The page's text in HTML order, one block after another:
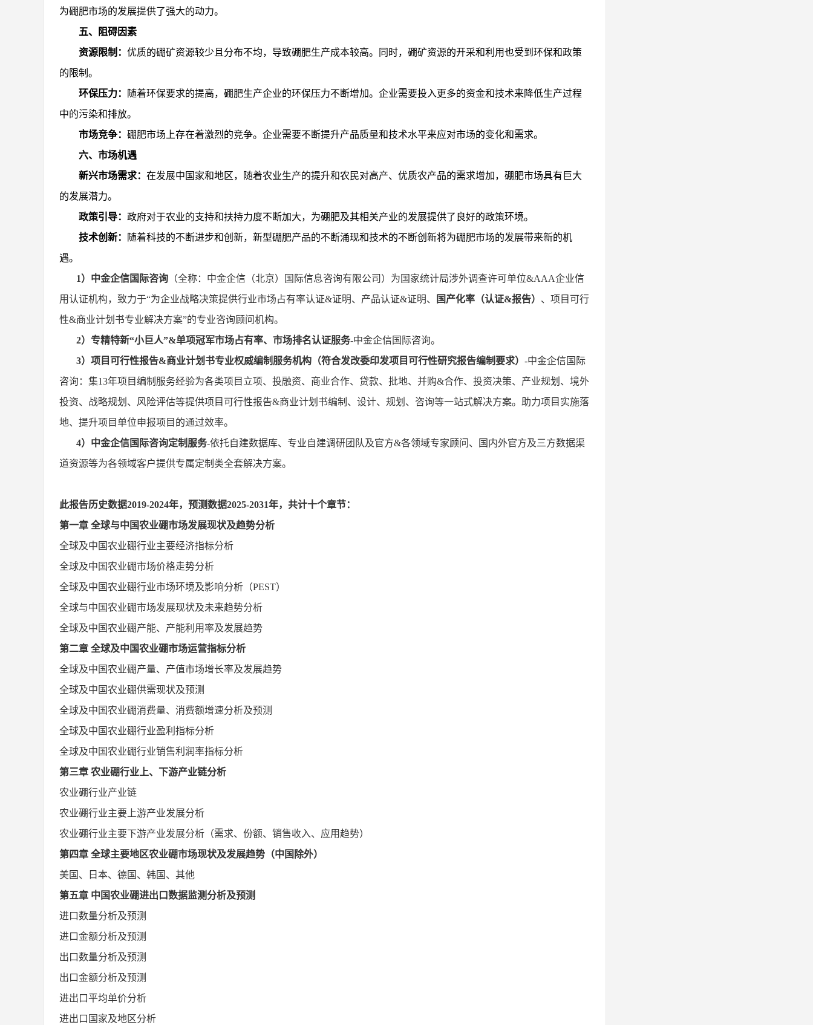
为硼肥市场的发展提供了强大的动力。
五、阻碍因素
资源限制： 优质的硼矿资源较少且分布不均，导致硼肥生产成本较高。同时，硼矿资源的开采和利用也受到环保和政策
的限制。
环保压力：
随着环保要求的提高，硼肥生产企业的环保压力不断增加。企业需要投入更多的资金和技术来降低生产过程
中的污染和排放。
市场竞争： 硼肥市场上存在着激烈的竞争。企业需要不断提升产品质量和技术水平来应对市场的变化和需求。
六、市场机遇
新兴市场需求： 在发展中国家和地区，随着农业生产的提升和农民对高产、优质农产品的需求增加，硼肥市场具有巨大
的发展潜力。
政策引导： 政府对于农业的支持和扶持力度不断加大，为硼肥及其相关产业的发展提供了良好的政策环境。
技术创新：
随着科技的不断进步和创新，新型硼肥产品的不断涌现和技术的不断创新将为硼肥市场的发展带来新的机
遇。
1）中金企信国际咨询 （全称：中金企信（北京）国际信息咨询有限公司）为国家统计局涉外调查许可单位&AAA企业信
用认证机构，致力于“为企业战略决策提供行业市场占有率认证&证明、产品认证&证明、 国产化率（认证&报告） 、 项目可行
性&商业计划书专业解决方案”的专业咨询顾问机构。
2）专精特新“小巨人”&单项冠军市场占有率、市场排名认证服务-中金企信国际咨询。
3）项目可行性报告&商业计划书专业权威编制服务机构（符合发改委印发项目可行性研究报告编制要求） -中金企信国际
咨询：集13年项目编制服务经验为各类项目立项、投融资、商业合作、贷款、批地、并购&合作、投资决策、产业规划、境外
投资、战略规划、风险评估等提供项目可行性报告&商业计划书编制、设计、规划、咨询等一站式解决方案。助力项目实施落
地、提升项目单位申报项目的通过效率。
4）中金企信国际咨询定制服务-依托自建数据库、专业自建调研团队及官方&各领域专家顾问、国内外官方及三方数据渠
道资源等为各领域客户提供专属定制类全套解决方案。
此报告历史数据2019-2024年，预测数据2025-2031年，共计十个章节：
第一章 全球与中国农业硼市场发展现状及趋势分析
全球及中国农业硼行业主要经济指标分析
全球及中国农业硼市场价格走势分析
全球及中国农业硼行业市场环境及影响分析（PEST）
全球与中国农业硼市场发展现状及未来趋势分析
全球及中国农业硼产能、产能利用率及发展趋势
第二章 全球及中国农业硼市场运营指标分析
全球及中国农业硼产量、产值市场增长率及发展趋势
全球及中国农业硼供需现状及预测
全球及中国农业硼消费量、消费额增速分析及预测
全球及中国农业硼行业盈利指标分析
全球及中国农业硼行业销售利润率指标分析
第三章 农业硼行业上、下游产业链分析
农业硼行业产业链
农业硼行业主要上游产业发展分析
农业硼行业主要下游产业发展分析（需求、份额、销售收入、应用趋势）
第四章 全球主要地区农业硼市场现状及发展趋势（中国除外）
美国、日本、德国、韩国、其他
第五章 中国农业硼进出口数据监测分析及预测
进口数量分析及预测
进口金额分析及预测
出口数量分析及预测
出口金额分析及预测
进出口平均单价分析
进出口国家及地区分析